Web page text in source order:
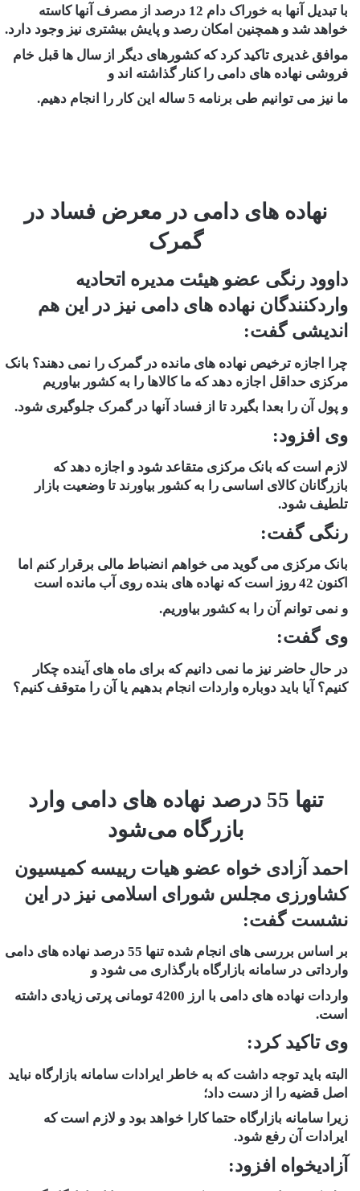
با تبدیل آنها به خوراک دام 12 درصد از مصرف آنها کاسته
خواهد شد و همچنین امکان رصد و پایش بیشتری نیز وجود دارد.
موافق غدیری تاکید کرد که کشورهای دیگر از سال ها قبل خام
فروشی نهاده های دامی را کنار گذاشته اند و
ما نیز می توانیم طی برنامه 5 ساله این کار را انجام دهیم.
نهاده های دامی در معرض فساد در
گمرک
داوود رنگی عضو هیئت مدیره اتحادیه
واردکنندگان نهاده های دامی نیز در این هم
اندیشی گفت:
چرا اجازه ترخیص نهاده های مانده در گمرک را نمی دهند؟ بانک
مرکزی حداقل اجازه دهد که ما کالاها را به کشور بیاوریم
و پول آن را بعدا بگیرد تا از فساد آنها در گمرک جلوگیری شود.
وی افزود:
لازم است که بانک مرکزی متقاعد شود و اجازه دهد که
بازرگانان کالای اساسی را به کشور بیاورند تا وضعیت بازار
تلطیف شود.
رنگی گفت:
بانک مرکزی می گوید می خواهم انضباط مالی برقرار کنم اما
اکنون 42 روز است که نهاده های بنده روی آب مانده است
و نمی توانم آن را به کشور بیاوریم.
وی گفت:
در حال حاضر نیز ما نمی دانیم که برای ماه های آینده چکار
کنیم؟ آیا باید دوباره واردات انجام بدهیم یا آن را متوقف کنیم؟
تنها 55 درصد نهاده های دامی وارد
بازرگاه می‌شود
احمد آزادی خواه عضو هیات رییسه کمیسیون
کشاورزی مجلس شورای اسلامی نیز در این
نشست گفت:
بر اساس بررسی های انجام شده تنها 55 درصد نهاده های دامی
وارداتی در سامانه بازارگاه بارگذاری می شود و
واردات نهاده های دامی با ارز 4200 تومانی پرتی زیادی داشته
است.
وی تاکید کرد:
البته باید توجه داشت که به خاطر ایرادات سامانه بازارگاه نباید
اصل قضیه را از دست داد؛
زیرا سامانه بازارگاه حتما کارا خواهد بود و لازم است که
ایرادات آن رفع شود.
آزادیخواه افزود: